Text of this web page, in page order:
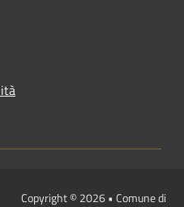
Copyright © 2026 • Comune di